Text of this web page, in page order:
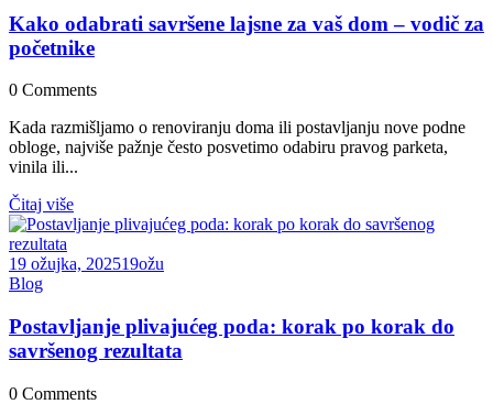
Kako odabrati savršene lajsne za vaš dom – vodič za
početnike
0 Comments
Kada razmišljamo o renoviranju doma ili postavljanju nove podne
obloge, najviše pažnje često posvetimo odabiru pravog parketa,
vinila ili...
Čitaj više
19 ožujka, 202519ožu
Blog
Postavljanje plivajućeg poda: korak po korak do
savršenog rezultata
0 Comments